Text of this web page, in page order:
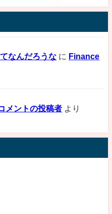
なんだろうな に Finance
メントの投稿者 より